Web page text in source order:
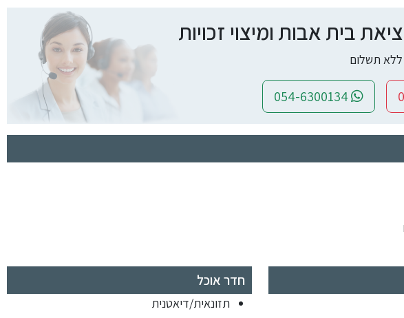
בית אבות ומיצוי זכויות
ללא תשלום
חדר אוכל
תזונאית/דיאטנית